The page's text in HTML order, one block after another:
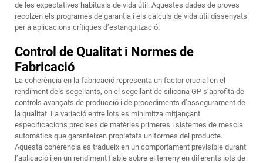
de les expectatives habituals de vida útil. Aquestes dades de proves
recolzen els programes de garantia i els càlculs de vida útil dissenyats
per a aplicacions crítiques d’estanquització.
Control de Qualitat i Normes de
Fabricació
La coherència en la fabricació representa un factor crucial en el
rendiment dels segellants, on el segellant de silicona GP s’aprofita de
controls avançats de producció i de procediments d’assegurament de
la qualitat. La variació entre lots es minimitza mitjançant
especificacions precises de matèries primeres i sistemes de mescla
automàtics que garanteixen propietats uniformes del producte.
Aquesta coherència es tradueix en un comportament previsible durant
l’aplicació i en un rendiment fiable sobre el terreny en diferents lots de